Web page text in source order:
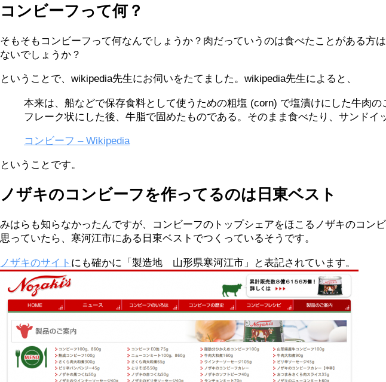
コンビーフって何？
そもそもコンビーフって何なんでしょうか？肉だっていうのは食べたことがある
ないでしょうか？
ということで、wikipedia先生にお伺いをたてました。wikipedia先生によると、
本来は、船などで保存食料として使うための粗塩 (corn) で塩漬けにした牛肉
フレーク状にした後、牛脂で固めたものである。そのまま食べたり、サンドイ
コンビーフ – Wikipedia
ということです。
ノザキのコンビーフを作ってるのは日東ベスト
みはらも知らなかったんですが、コンビーフのトップシェアをほこるノザキのコ
思っていたら、寒河江市にある日東ベストでつくっているそうです。
ノザキのサイト にも確かに「製造地 山形県寒河江市」と表記されています。